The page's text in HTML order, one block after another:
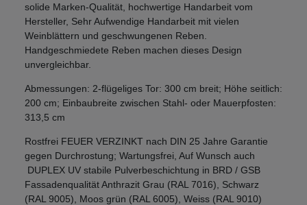
solide Marken-Qualität, hochwertige Handarbeit vom
Hersteller, Sehr Aufwendige Handarbeit mit vielen
Weinblättern und geschwungenen Reben.
Handgeschmiedete Reben machen dieses Design
unvergleichbar.
Abmessungen: 2-flügeliges Tor: 300 cm breit; Höhe seitlich:
200 cm; Einbaubreite zwischen Stahl- oder Mauerpfosten:
313,5 cm
Rostfrei FEUER VERZINKT nach DIN 25 Jahre Garantie
gegen Durchrostung; Wartungsfrei, Auf Wunsch auch
DUPLEX UV stabile Pulverbeschichtung in BRD / GSB
Fassadenqualität Anthrazit Grau (RAL 7016), Schwarz
(RAL 9005), Moos grün (RAL 6005), Weiss (RAL 9010)